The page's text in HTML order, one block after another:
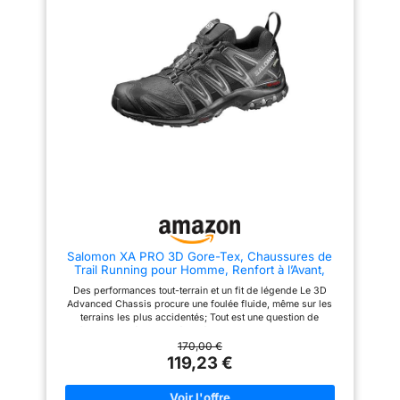
smartphones modernes. Elle
regorge d'outils pratiques :
assistant vocal, calculatrice,
chronomètre, météo, lampe de
poche et même des jeux
éducatifs pour stimuler l'esprit.
Disponible en plusieurs coloris,
c'est l'idée cadeau parfaite
aux seniors.
Investissez dans la qualité avec
un leader de l'industrie fort de
fabricant disposant de sa
propre usine et d'un
département R&D indépendant,
extrêmement rigoureuses. Notre
permet d'être une référence en
Salomon XA PRO 3D Gore-Tex, Chaussures de
Trail Running pour Homme, Renfort à l’Avant,
Adaptées à Tous Types de Terrains, Disponibles
en Autres Couleurs
Des performances tout-terrain et un fit de légende Le 3D
Advanced Chassis procure une foulée fluide, même sur les
terrains les plus accidentés; Tout est une question de
qu’une technologie, c’est un état d’esprit; Vous pouvez tout
simplement faire abstraction du sol mouillé et foncer sans
arrière-pensée Avec son pare-pierres renforcé et sa protection
stratégiquement placée, cette chaussure en GORE-TEX a une
170,00 €
119,23 €